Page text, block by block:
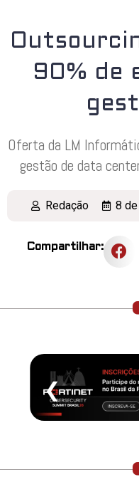
90% de
Oferta da LM
gestão de data
Redação 8
Compartilhar:
❮